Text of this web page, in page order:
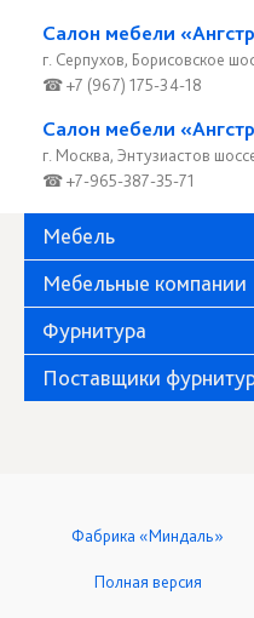
Салон мебели
г. Серпухов, Борисовское
☎ +7 (967) 175-34-18
Салон мебели
г. Москва, Энтузиастов
☎ +7-965-387-35-71
Мебель
Мебельные компании
Фурнитура
Поставщики
Фабрика «Миндаль»
Полная версия